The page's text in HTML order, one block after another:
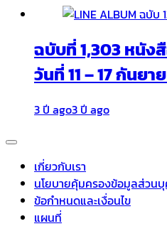
ฉบับที่ 1,303 หนัง
วันที่ 11 – 17 กันยา
3 ปี ago3 ปี ago
เกี่ยวกับเรา
นโยบายคุ้มครองข้อมูลส่วน
ข้อกำหนดและเงื่อนไข
แผนที่